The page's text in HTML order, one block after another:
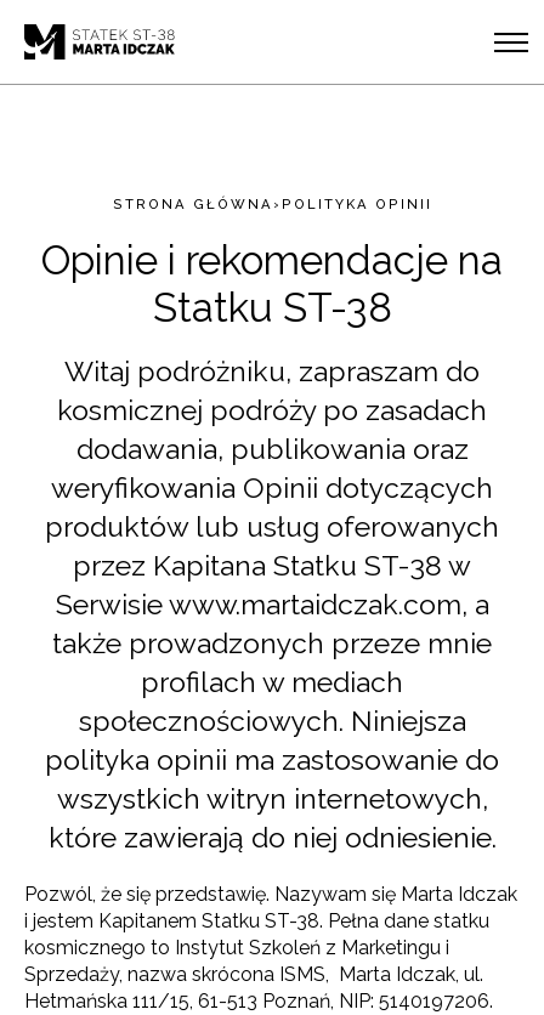
STRONA GŁÓWNA › POLITYKA OPINII
Opinie i rekomendacje na
Statku ST-38
Witaj podróżniku, zapraszam do
kosmicznej podróży po zasadach
dodawania, publikowania oraz
weryfikowania Opinii dotyczących
produktów lub usług oferowanych
przez Kapitana Statku ST-38 w
Serwisie www.martaidczak.com, a
także prowadzonych przeze mnie
profilach w mediach
społecznościowych. Niniejsza
polityka opinii ma zastosowanie do
wszystkich witryn internetowych,
które zawierają do niej odniesienie.
Pozwól, że się przedstawię. Nazywam się Marta Idczak
i jestem Kapitanem Statku ST-38. Pełna dane statku
kosmicznego to Instytut Szkoleń z Marketingu i
Sprzedaży, nazwa skrócona ISMS, Marta Idczak, ul.
Hetmańska 111/15, 61-513 Poznań, NIP: 5140197206.